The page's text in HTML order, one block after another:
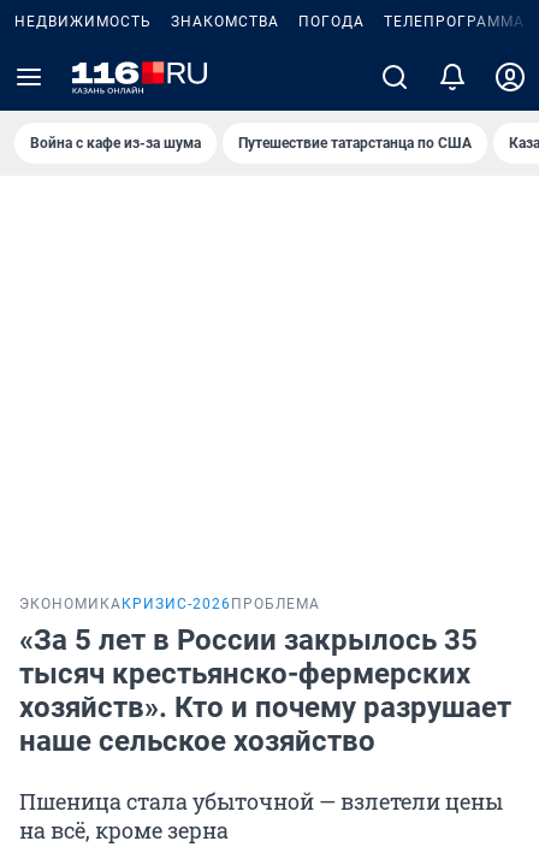
НЕДВИЖИМОСТЬ ЗНАКОМСТВА ПОГОДА ТЕЛЕПРОГРАММА
Война с кафе из-за шума Путешествие татарстанца по США
ЭКОНОМИКА КРИЗИС-2026 ПРОБЛЕМА
«За 5 лет в России закрылось 35
тысяч крестьянско-фермерских
хозяйств». Кто и почему разрушает
наше сельское хозяйство
Пшеница стала убыточной — взлетели цены
на всё, кроме зерна